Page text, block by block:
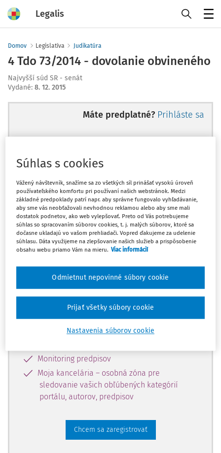
Legalis
Domov Legislatíva Judikatúra
4 Tdo 73/2014 - dovolanie obvineného
Najvyšší súd SR - senát
Vydané: 8. 12. 2015
Máte predplatné? Prihláste sa
Ups, zatiaľ ste si prečítali len
začiatok...
Celý odborný obsah z tejto oblasti je
dostupný predplatiteľom portálu.
obsahu a získajte prístup na 10 dní
zdarma, stačí sa len zaregistrovať.
Vďaka registrácii získate prístup aj k
vybranému obsahu:
Monitoring predpisov
Moja kancelária – osobná zóna pre
sledovanie vašich obľúbených kategórií
portálu, autorov, predpisov
Chcem sa zaregistrovať
Súhlas s cookies
Vážený návštevník, snažíme sa zo všetkých síl prinášať vysokú úroveň
používateľského komfortu pri používaní našich webstránok. Medzi
základné predpoklady patrí napr. aby správne fungovalo vyhľadávanie,
aby sme vás neobťažovali nevhodnou reklamou alebo aby sme mali
dostatok podnetov, ako web vylepšovať. Preto od Vás potrebujeme
súhlas so spracovaním súborov cookies, t. j. malých súborov, ktoré sa
dočasne ukladajú vo vašom prehliadači. Vopred ďakujeme za udelenie
súhlasu. Dáta využijeme na zlepšovanie našich služieb a prispôsobenie
obsahu webu priamo Vám na mieru. Viac informácií
Nastavenia súborov cookie
Odmietnut nepovinné súbory cookie
Prijať všetky súbory cookie